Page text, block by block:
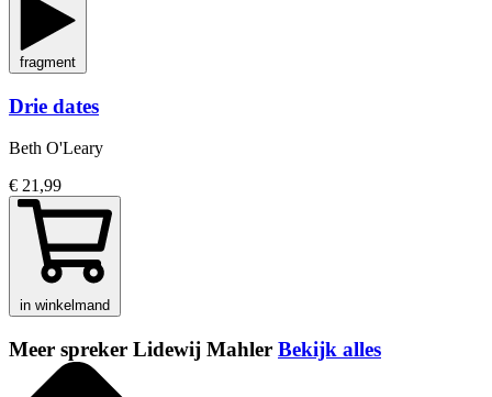
fragment
Drie dates
Beth O'Leary
€ 21,99
in winkelmand
Meer spreker Lidewij Mahler Bekijk alles